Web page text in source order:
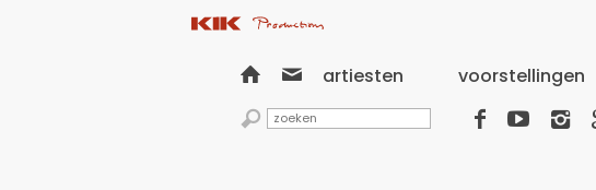
  artiesten voorstellingen
   